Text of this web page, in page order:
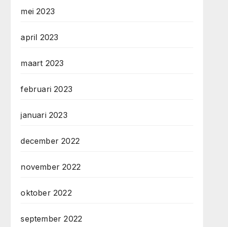
mei 2023
april 2023
maart 2023
februari 2023
januari 2023
december 2022
november 2022
oktober 2022
september 2022